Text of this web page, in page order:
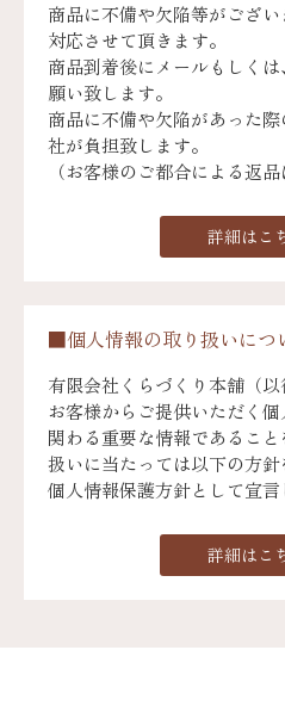
商品に不備や欠陥等がござ
対応させて頂きます。
商品到着後にメールもしく
願い致します。
商品に不備や欠陥があった
社が負担致します。
（お客様のご都合による返
詳細はこ
■個人情報の取り扱いにつ
有限会社くらづくり本舗（以
お客様からご提供いただく
関わる重要な情報であるこ
扱いに当たっては以下の方
個人情報保護方針として宣言
詳細はこ